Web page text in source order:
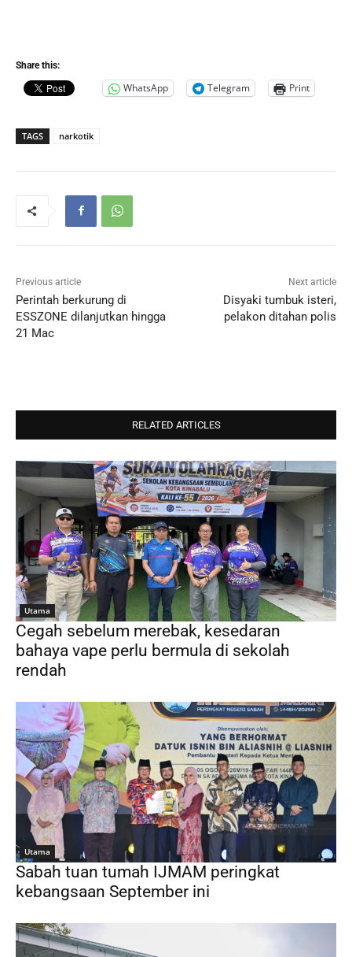
Share this:
WhatsApp Telegram Print
TAGS narkotik
Previous article
Perintah berkurung di
ESSZONE dilanjutkan hingga
21 Mac
Next article
Disyaki tumbuk isteri,
pelakon ditahan polis
RELATED ARTICLES
Utama
Cegah sebelum merebak, kesedaran
bahaya vape perlu bermula di sekolah
rendah
Utama
Sabah tuan tumah IJMAM peringkat
kebangsaan September ini